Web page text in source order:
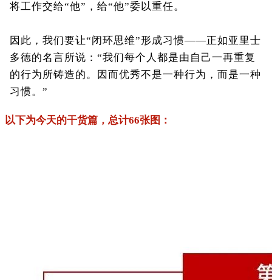
将工作交给“他”，给“他”委以重任。
因此，我们要让“闭环思维”形成习惯——正如亚里士
多德的名言所说：“我们每个人都是由自己一再重复
的行为所铸造的。因而优秀不是一种行为，而是一种
习惯。”
以下为今天的干货篇，总计66张图：